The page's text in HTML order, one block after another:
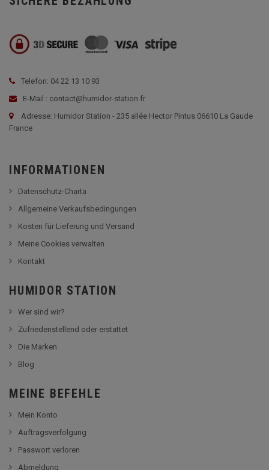
Telefon: 04 22 13 10 93
E-Mail : contact@humidor-station.fr
Adresse: Humidor Station - 235 allée Hector Pintus 06610 La Gaude
France
INFORMATIONEN
Datenschutz-Charta
Allgemeine Verkaufsbedingungen
Kosten für Lieferung und Versand
Meine Cookies verwalten
Kontakt
HUMIDOR STATION
Wer sind wir?
Zufriedenstellend oder erstattet
Die Marken
Blog
MEINE BEFEHLE
Mein Konto
Auftragsverfolgung
Passwort verloren
Abmeldung